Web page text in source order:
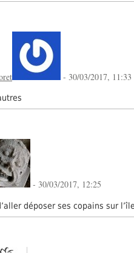
- 30/03/2017, 11:33
- 30/03/2017, 12:25
déposer ses copains sur